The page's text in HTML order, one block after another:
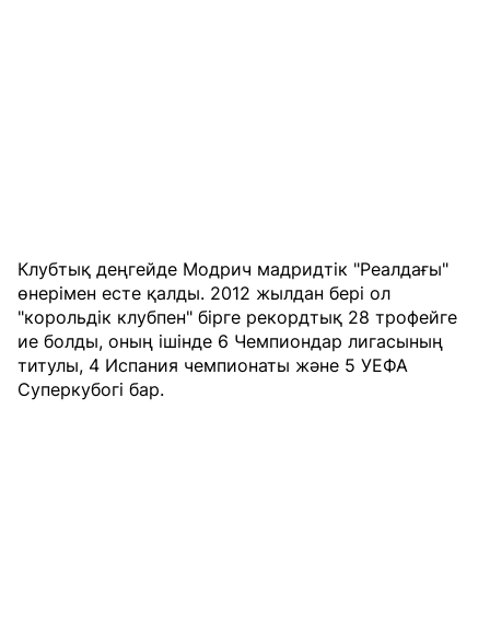
Клубтық деңгейде Модрич мадридтік "Реалдағы"
өнерімен есте қалды. 2012 жылдан бері ол
"корольдік клубпен" бірге рекордтық 28 трофейге
ие болды, оның ішінде 6 Чемпиондар лигасының
титулы, 4 Испания чемпионаты және 5 УЕФА
Суперкубогі бар.